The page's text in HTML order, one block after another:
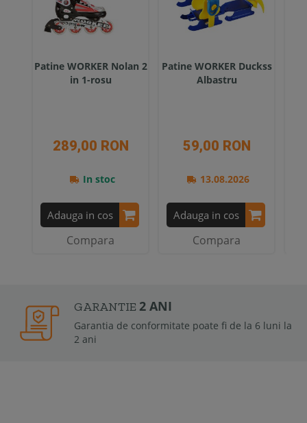
Patine WORKER Nolan 2
in 1-rosu
289,00 RON
In stoc
Adauga in cos
Compara
Patine WORKER Duckss
Albastru
59,00 RON
13.08.2026
Adauga in cos
Compara
GARANTIE 2 ANI
Garantia de conformitate poate fi de la 6 luni la
2 ani